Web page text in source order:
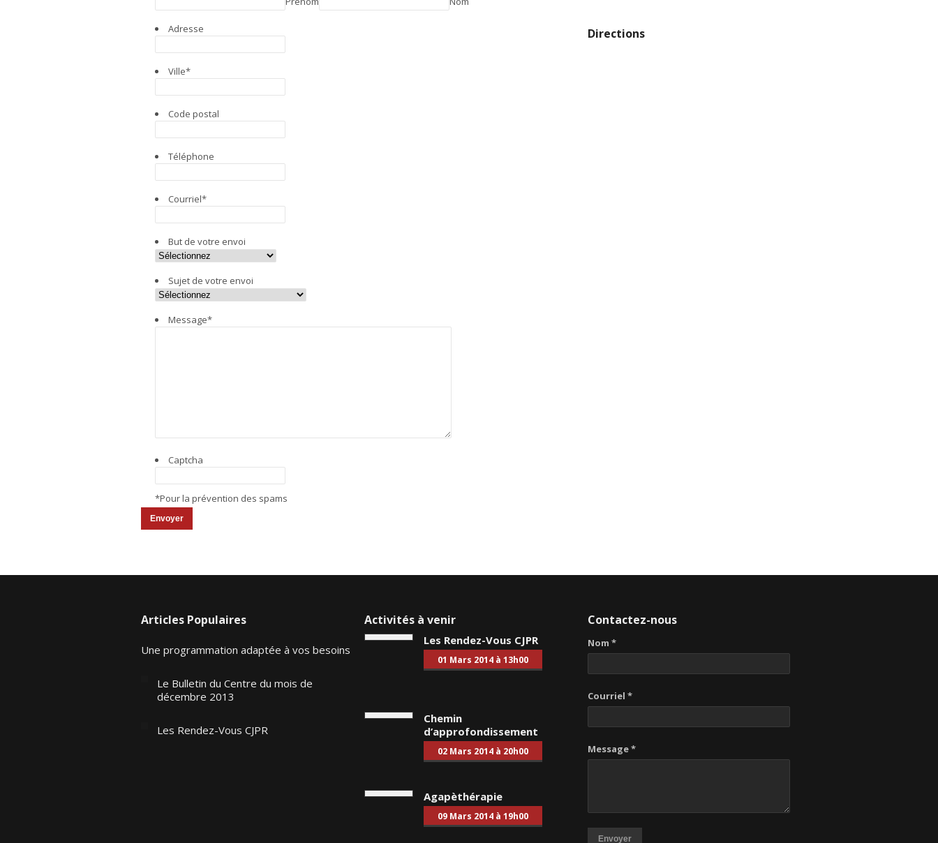
Adresse
Ville*
Code postal
Téléphone
Courriel*
But de votre envoi
Sujet de votre envoi
Message*
Captcha
*Pour la prévention des spams
Directions
Articles Populaires
Une programmation adaptée à vos besoins
Le Bulletin du Centre du mois de
décembre 2013
Les Rendez-Vous CJPR
Activités à venir
Les Rendez-Vous CJPR
01 Mars 2014 à 13h00
Chemin
d’approfondissement
02 Mars 2014 à 20h00
Agapèthérapie
09 Mars 2014 à 19h00
Contactez-nous
Nom *
Courriel *
Message *
Envoyer